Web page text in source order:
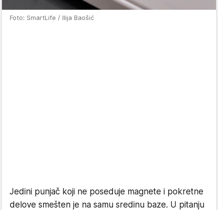
Foto: SmartLife / Ilija Baošić
Jedini punjač koji ne poseduje magnete i pokretne
delove smešten je na samu sredinu baze. U pitanju